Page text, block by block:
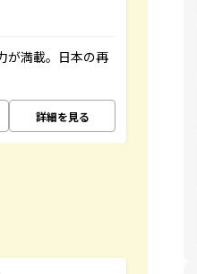
が満載。日本の再
詳細を見る